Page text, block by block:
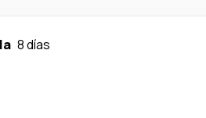
8 días